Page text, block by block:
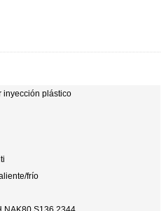
inyección plástico
frío